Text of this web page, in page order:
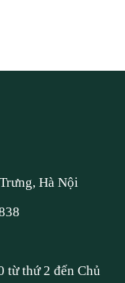
Hà Nội
từ thứ 2 đến Chủ